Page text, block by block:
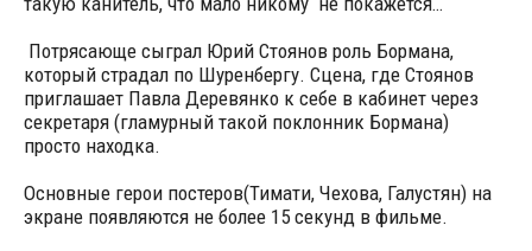
Потрясающе сыграл Юрий Стоянов роль Бормана,
который страдал по Шуренбергу. Сцена, где Стоянов
приглашает Павла Деревянко к себе в кабинет через
секретаря (гламурный такой поклонник Бормана)
просто находка.
Основные герои постеров(Тимати, Чехова, Галустян) на
экране появляются не более 15 секунд в фильме.